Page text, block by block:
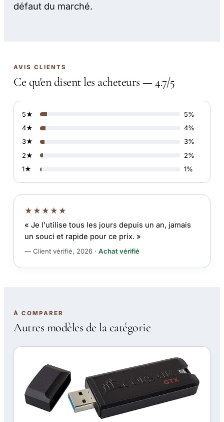
défaut du marché.
AVIS CLIENTS
Ce qu'en disent les acheteurs — 4.7/5
5★
5%
4★
4%
3★
3%
2★
2%
1★
1%
★★★★★
« Je l'utilise tous les jours depuis un an, jamais
un souci et rapide pour ce prix. »
— Client vérifié, 2026 · Achat vérifié
À COMPARER
Autres modèles de la catégorie